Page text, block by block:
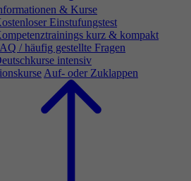
& Kurse
Einstufungstest
kurz & kompakt
/ häufig gestellte Fragen
intensiv
Auf- oder Zuklappen